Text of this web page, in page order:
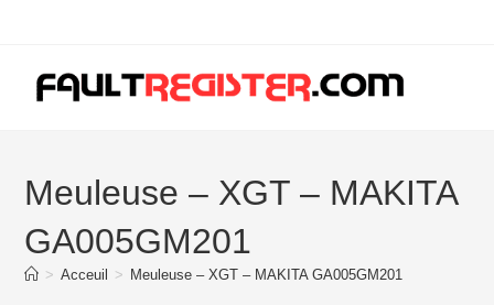
Meuleuse – XGT – MAKITA
GA005GM201
> Acceuil > Meuleuse – XGT – MAKITA GA005GM201